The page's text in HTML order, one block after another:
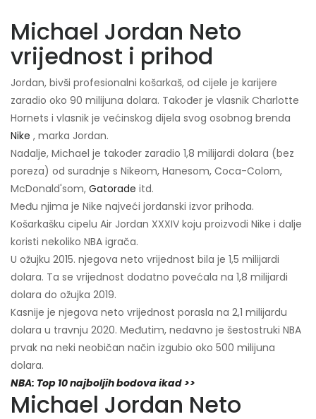
Michael Jordan Neto
vrijednost i prihod
Jordan, bivši profesionalni košarkaš, od cijele je karijere
zaradio oko 90 milijuna dolara. Također je vlasnik Charlotte
Hornets i vlasnik je većinskog dijela svog osobnog brenda
Nike , marka Jordan.
Nadalje, Michael je također zaradio 1,8 milijardi dolara (bez
poreza) od suradnje s Nikeom, Hanesom, Coca-Colom,
McDonald'som, Gatorade itd.
Među njima je Nike najveći jordanski izvor prihoda.
Košarkašku cipelu Air Jordan XXXIV koju proizvodi Nike i dalje
koristi nekoliko NBA igrača.
U ožujku 2015. njegova neto vrijednost bila je 1,5 milijardi
dolara. Ta se vrijednost dodatno povećala na 1,8 milijardi
dolara do ožujka 2019.
Kasnije je njegova neto vrijednost porasla na 2,1 milijardu
dolara u travnju 2020. Međutim, nedavno je šestostruki NBA
prvak na neki neobičan način izgubio oko 500 milijuna
dolara.
NBA: Top 10 najboljih bodova ikad >>
Michael Jordan Neto